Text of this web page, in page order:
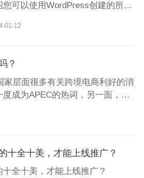
可以使用WordPress创建的所有
01-12
？
家层面很多有关跨境电商利好的消
成为APEC的热词，另一面，我
，盈利多年的DX出现连续两个
十全十美，才能上线推广？
全十美，才能上线推广？